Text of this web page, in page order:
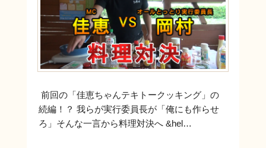
前回の「佳恵ちゃんテキトークッキング」の
続編！？ 我らが実行委員長が「俺にも作らせ
ろ」そんな一言から料理対決へ &hel…